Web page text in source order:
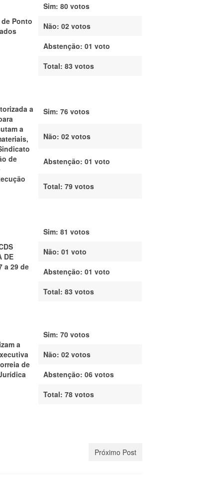
Ponto
Sim: 80 votos
Não: 02 votos
Abstenção: 01 voto
Total: 83 votos
a
a
de
Sim: 76 votos
Não: 02 votos
Abstenção: 01 voto
Total: 79 votos
DE
a 29 de
Sim: 81 votos
Não: 01 voto
Abstenção: 01 voto
Total: 83 votos
a
de
Sim: 70 votos
Não: 02 votos
Abstenção: 06 votos
Total: 78 votos
Próximo Post